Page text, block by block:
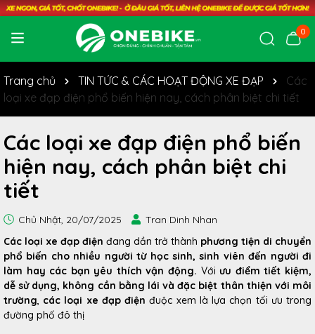
0
Trang chủ TIN TỨC & CÁC HOẠT ĐỘNG XE ĐẠP
Các
loại xe đạp điện phổ biến hiện nay, cách phân biệt chi tiết
Các loại xe đạp điện phổ biến
hiện nay, cách phân biệt chi
tiết
Chủ Nhật, 20/07/2025
Tran Dinh Nhan
Các loại xe đạp điện đang dần trở thành phương tiện di chuyển
phổ biến cho nhiều người từ học sinh, sinh viên đến người đi
làm hay các bạn yêu thích vận động. Với ưu điểm tiết kiệm,
dễ sử dụng, không cần bằng lái và đặc biệt thân thiện với môi
trường, các loại xe đạp điện đuộc xem là lựa chọn tối ưu trong
đường phố đô thị